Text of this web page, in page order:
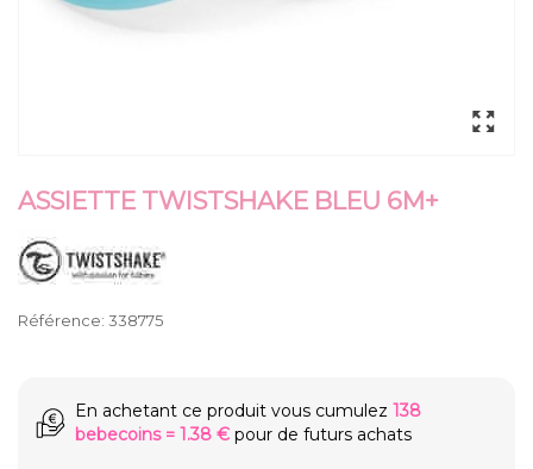
ASSIETTE TWISTSHAKE BLEU 6M+
Référence: 338775
En achetant ce produit vous cumulez 138
bebecoins= 1.38 € pour de futurs achats